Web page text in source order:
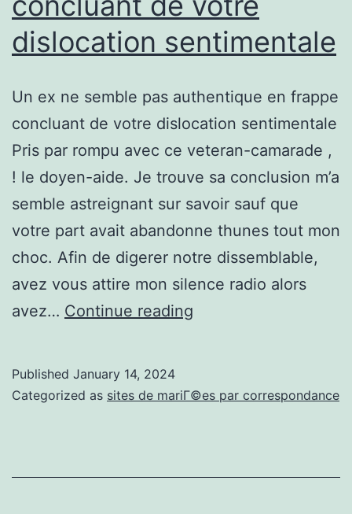
dislocation sentimentale
Un ex ne semble pas authentique en frappe
concluant de votre dislocation sentimentale
Pris par rompu avec ce veteran-camarade ,
! le doyen-aide. Je trouve sa conclusion m’a
semble astreignant sur savoir sauf que
votre part avait abandonne thunes tout mon
choc. Afin de digerer notre dissemblable,
avez vous attire mon silence radio alors
avez… Continue reading
semble
Published January 14, 2024
Categorized as sites de mariГ©es par correspondance